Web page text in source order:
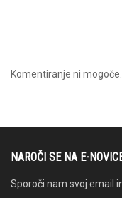
Komentiranje ni mogoče.
NAROČI SE NA E-
Sporoči nam svoj email